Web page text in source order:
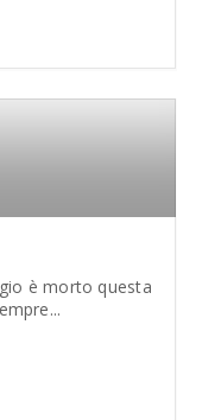
è morto questa